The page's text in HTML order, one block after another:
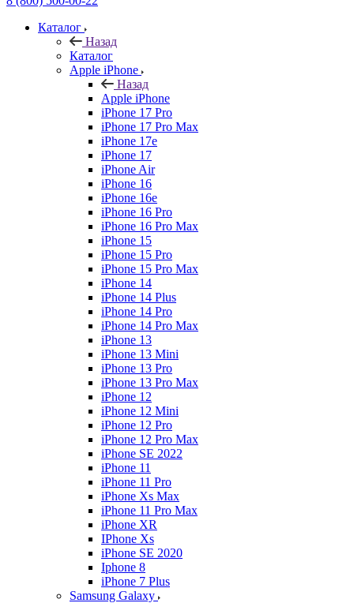
Каталог
Назад
Каталог
Apple iPhone
Назад
Apple iPhone
iPhone 17 Pro
iPhone 17 Pro Max
iPhone 17e
iPhone 17
iPhone Air
iPhone 16
iPhone 16e
iPhone 16 Pro
iPhone 16 Pro Max
iPhone 15
iPhone 15 Pro
iPhone 15 Pro Max
iPhone 14
iPhone 14 Plus
iPhone 14 Pro
iPhone 14 Pro Max
iPhone 13
iPhone 13 Mini
iPhone 13 Pro
iPhone 13 Pro Max
iPhone 12
iPhone 12 Mini
iPhone 12 Pro
iPhone 12 Pro Max
iPhone SE 2022
iPhone 11
iPhone 11 Pro
iPhone Xs Max
iPhone 11 Pro Max
iPhone XR
IPhone Xs
iPhone SE 2020
Iphone 8
iPhone 7 Plus
Samsung Galaxy